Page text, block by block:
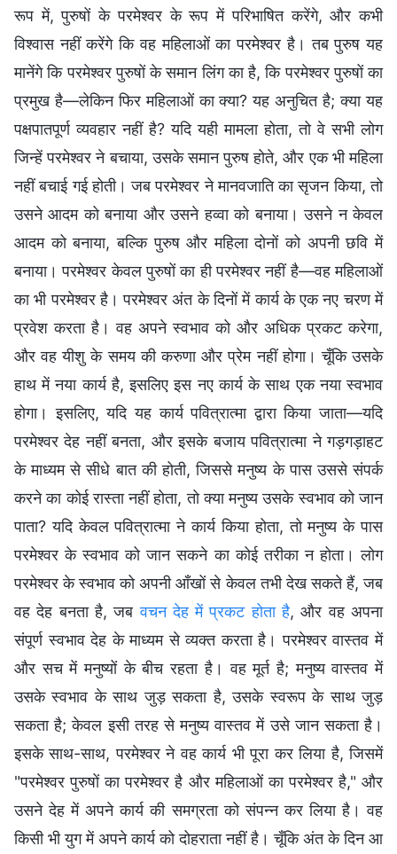
रूप में, पुरुषों के परमेश्वर के रूप में परिभाषित करेंगे, और कभी
विश्वास नहीं करेंगे कि वह महिलाओं का परमेश्वर है। तब पुरुष यह
मानेंगे कि परमेश्वर पुरुषों के समान लिंग का है, कि परमेश्वर पुरुषों का
प्रमुख है—लेकिन फिर महिलाओं का क्या? यह अनुचित है; क्या यह
पक्षपातपूर्ण व्यवहार नहीं है? यदि यही मामला होता, तो वे सभी लोग
जिन्हें परमेश्वर ने बचाया, उसके समान पुरुष होते, और एक भी महिला
नहीं बचाई गई होती। जब परमेश्वर ने मानवजाति का सृजन किया, तो
उसने आदम को बनाया और उसने हव्वा को बनाया। उसने न केवल
आदम को बनाया, बल्कि पुरुष और महिला दोनों को अपनी छवि में
बनाया। परमेश्वर केवल पुरुषों का ही परमेश्वर नहीं है—वह महिलाओं
का भी परमेश्वर है। परमेश्वर अंत के दिनों में कार्य के एक नए चरण में
प्रवेश करता है। वह अपने स्वभाव को और अधिक प्रकट करेगा,
और वह यीशु के समय की करुणा और प्रेम नहीं होगा। चूँकि उसके
हाथ में नया कार्य है, इसलिए इस नए कार्य के साथ एक नया स्वभाव
होगा। इसलिए, यदि यह कार्य पवित्रात्मा द्वारा किया जाता—यदि
परमेश्वर देह नहीं बनता, और इसके बजाय पवित्रात्मा ने गड़गड़ाहट
के माध्यम से सीधे बात की होती, जिससे मनुष्य के पास उससे संपर्क
करने का कोई रास्ता नहीं होता, तो क्या मनुष्य उसके स्वभाव को जान
पाता? यदि केवल पवित्रात्मा ने कार्य किया होता, तो मनुष्य के पास
परमेश्वर के स्वभाव को जान सकने का कोई तरीका न होता। लोग
परमेश्वर के स्वभाव को अपनी आँखों से केवल तभी देख सकते हैं, जब
वह देह बनता है, जबवचन देह में प्रकट होता है, और वह अपना
संपूर्ण स्वभाव देह के माध्यम से व्यक्त करता है। परमेश्वर वास्तव में
और सच में मनुष्यों के बीच रहता है। वह मूर्त है; मनुष्य वास्तव में
उसके स्वभाव के साथ जुड़ सकता है, उसके स्वरूप के साथ जुड़
सकता है; केवल इसी तरह से मनुष्य वास्तव में उसे जान सकता है।
इसके साथ-साथ, परमेश्वर ने वह कार्य भी पूरा कर लिया है, जिसमें
"परमेश्वर पुरुषों का परमेश्वर है और महिलाओं का परमेश्वर है," और
उसने देह में अपने कार्य की समग्रता को संपन्न कर लिया है। वह
किसी भी युग में अपने कार्य को दोहराता नहीं है। चूँकि अंत के दिन आ